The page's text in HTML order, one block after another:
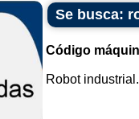
Se busca:
Código
Robot